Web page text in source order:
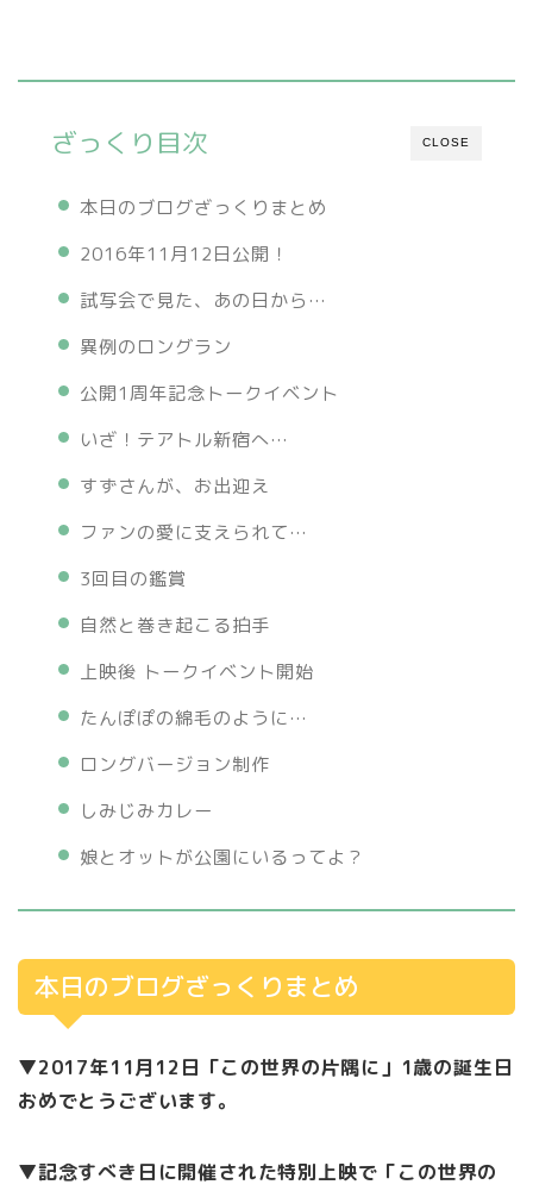
CLOSE
ざっくり目次
本日のブログざっくりまとめ
2016年11月12日公開！
試写会で見た、あの日から…
異例のロングラン
公開1周年記念トークイベント
いざ！テアトル新宿へ…
すずさんが、お出迎え
ファンの愛に支えられて…
3回目の鑑賞
自然と巻き起こる拍手
上映後 トークイベント開始
たんぽぽの綿毛のように…
ロングバージョン制作
しみじみカレー
娘とオットが公園にいるってよ？
本日のブログざっくりまとめ
▼2017年11月12日「この世界の片隅に」1歳の誕生日
おめでとうございます。
▼記念すべき日に開催された特別上映で「この世界の